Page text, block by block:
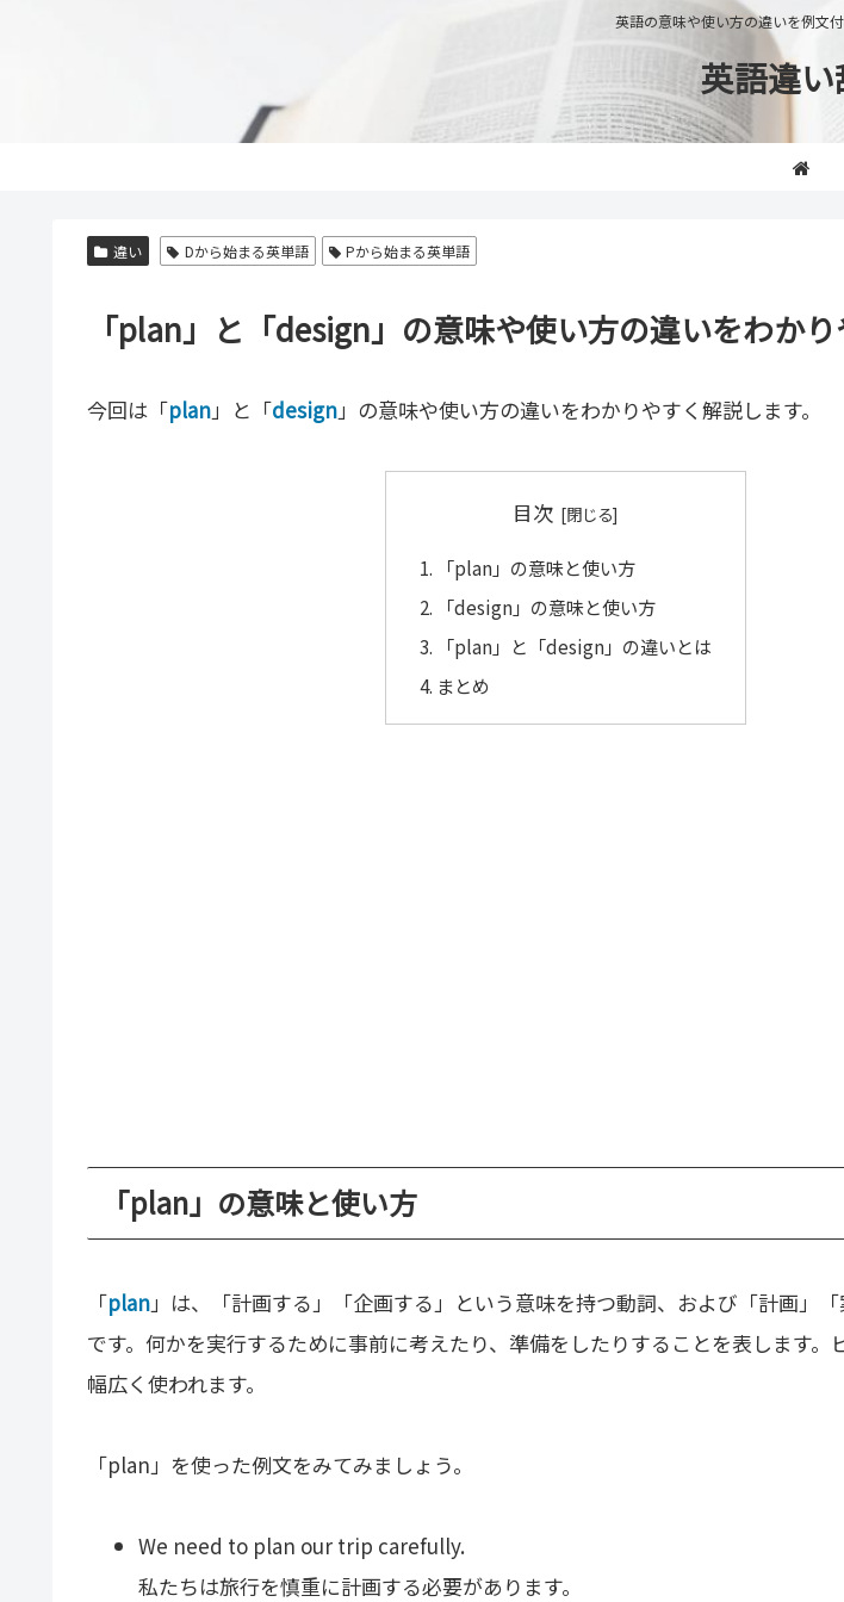
英語の意味や使い方の違いを例文
英語違
違い Dから始まる英単語 Pから始まる英単語
「plan」と「design」の意味や使い方の違いをわか
今回は「plan」と「design」の意味や使い方の違いをわかりやすく解説します。
目次
「plan」の意味と使い方
「design」の意味と使い方
「plan」と「design」の違いとは
まとめ
「plan」の意味と使い方
「plan」は、「計画する」「企画する」という意味を持つ動詞、および「計画」
です。何かを実行するために事前に考えたり、準備をしたりすることを表します。
幅広く使われます。
「plan」を使った例文をみてみましょう。
We need to plan our trip carefully.
私たちは旅行を慎重に計画する必要があります。